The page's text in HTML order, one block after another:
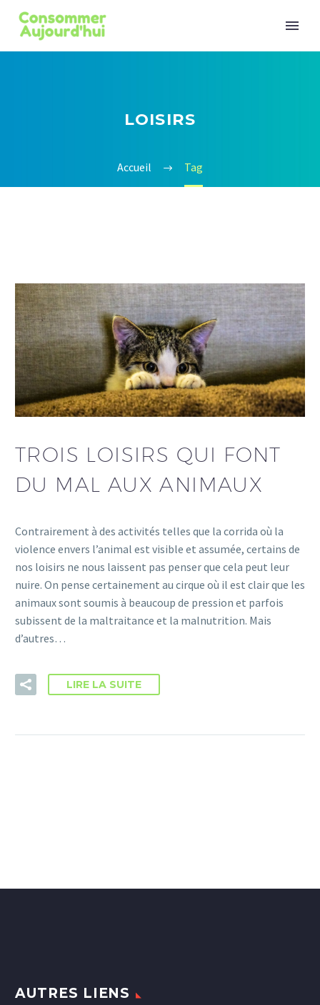
LOISIRS
Accueil Tag
TROIS LOISIRS QUI FONT
DU MAL AUX ANIMAUX
Contrairement à des activités telles que la corrida où la
violence envers l’animal est visible et assumée, certains de
nos loisirs ne nous laissent pas penser que cela peut leur
nuire. On pense certainement au cirque où il est clair que les
animaux sont soumis à beaucoup de pression et parfois
subissent de la maltraitance et la malnutrition. Mais
d’autres…
LIRE LA SUITE
AUTRES LIENS